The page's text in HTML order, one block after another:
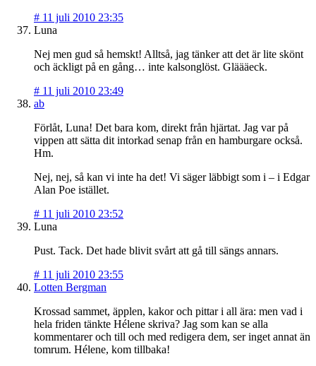
# 11 juli 2010 23:35
Luna
Nej men gud så hemskt! Alltså, jag tänker att det är lite skönt
och äckligt på en gång… inte kalsonglöst. Gläääeck.
# 11 juli 2010 23:49
ab
Förlåt, Luna! Det bara kom, direkt från hjärtat. Jag var på
vippen att sätta dit intorkad senap från en hamburgare också.
Hm.
Nej, nej, så kan vi inte ha det! Vi säger läbbigt som i – i Edgar
Alan Poe istället.
# 11 juli 2010 23:52
Luna
Pust. Tack. Det hade blivit svårt att gå till sängs annars.
# 11 juli 2010 23:55
Lotten Bergman
Krossad sammet, äpplen, kakor och pittar i all ära: men vad i
hela friden tänkte Hélene skriva? Jag som kan se alla
kommentarer och till och med redigera dem, ser inget annat än
tomrum. Hélene, kom tillbaka!